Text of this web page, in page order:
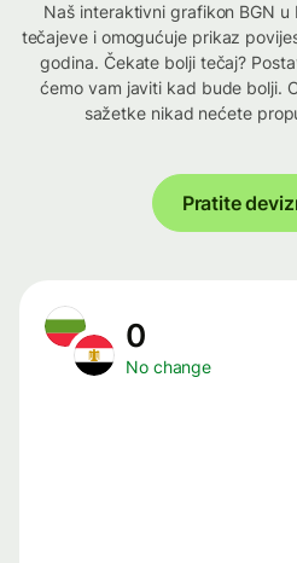
Naš interaktivni grafikon BGN u
tečajeve i omogućuje prikaz
godina. Čekate bolji tečaj?
ćemo vam javiti kad bude bolji.
sažetke nikad nećete
Pratite
0
No change